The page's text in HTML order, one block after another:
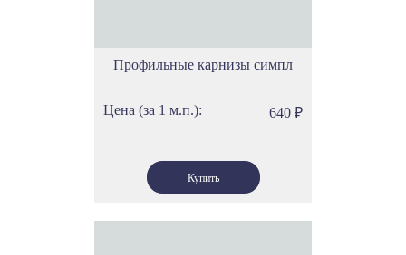
Профильные карнизы симпл
Цена (за 1 м.п.): 640 ₽